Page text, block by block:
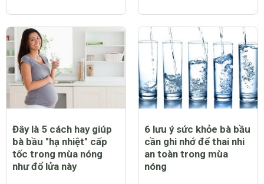
Đây là 5 cách hay giúp
bà bầu "hạ nhiệt" cấp
tốc trong mùa nóng
như đổ lửa này
6 lưu ý sức khỏe bà bầu
cần ghi nhớ để thai nhi
an toàn trong mùa
nóng